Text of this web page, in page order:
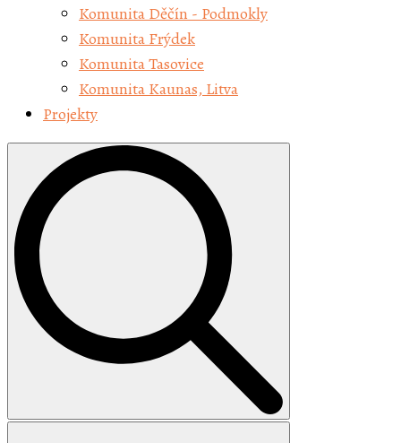
Komunita Děčín - Podmokly
Komunita Frýdek
Komunita Tasovice
Komunita Kaunas, Litva
Projekty